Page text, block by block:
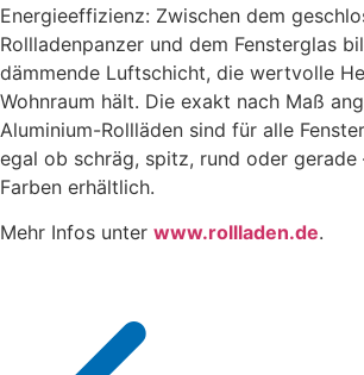
Energieeffizienz: Zwischen dem
Rollladenpanzer und dem Fensterglas
dämmende Luftschicht, die wertvolle
Wohnraum hält. Die exakt nach Maß
Aluminium-Rollläden sind für alle
egal ob schräg, spitz, rund oder gerade
Farben erhältlich.
Mehr Infos unter www.rollladen.de.